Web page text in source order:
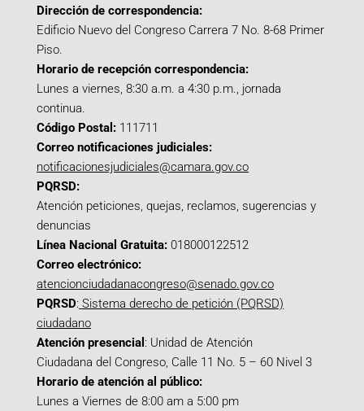
Dirección de correspondencia:
Edificio Nuevo del Congreso Carrera 7 No. 8-68 Primer
Piso.
Horario de recepción correspondencia:
Lunes a viernes, 8:30 a.m. a 4:30 p.m., jornada
continua.
Código Postal: 111711
Correo notificaciones judiciales:
notificacionesjudiciales@camara.gov.co
PQRSD:
Atención peticiones, quejas, reclamos, sugerencias y
denuncias
Línea Nacional Gratuita: 018000122512
Correo electrónico:
atencionciudadanacongreso@senado.gov.co
PQRSD: Sistema derecho de petición (PQRSD)
ciudadano
Atención presencial : Unidad de Atención
Ciudadana del Congreso, Calle 11 No. 5 – 60 Nivel 3
Horario de atención al público:
Lunes a Viernes de 8:00 am a 5:00 pm